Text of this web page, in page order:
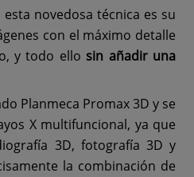
novedosa técnica es su
con el máximo detalle
y todo ello sin añadir una
Planmeca Promax 3D y se
X multifuncional, ya que
3D, fotografía 3D y
la combinación de